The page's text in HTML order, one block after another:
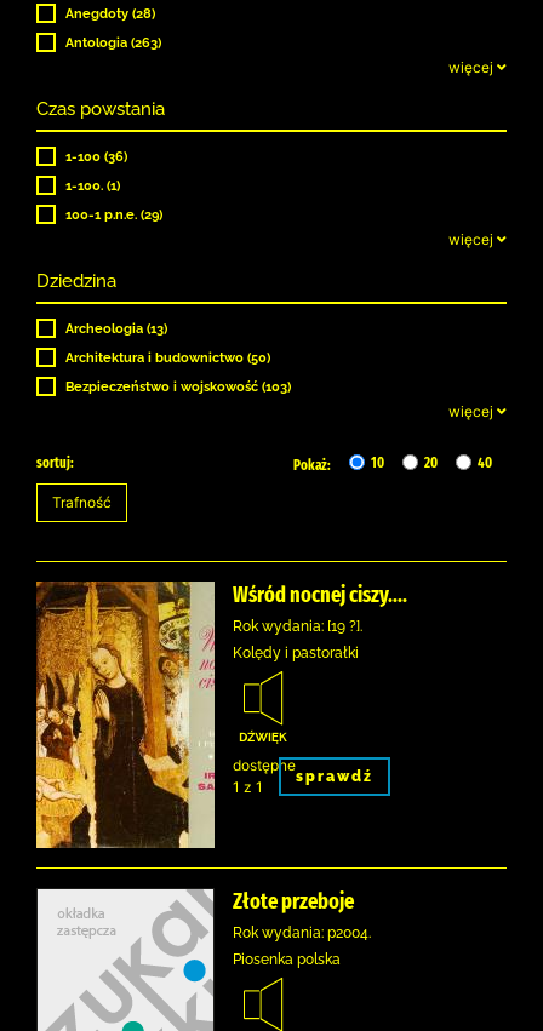
Anegdoty (28)
Antologia (263)
więcej
Czas powstania
1-100 (36)
1-100. (1)
100-1 p.n.e. (29)
więcej
Dziedzina
Archeologia (13)
Architektura i budownictwo (50)
Bezpieczeństwo i wojskowość (103)
więcej
sortuj: Pokaż: 10 20 40
Wśród nocnej ciszy....
Rok wydania: [19 ?].
Kolędy i pastorałki
dostępne
1 z 1
sprawdź
Złote przeboje
Rok wydania: p2004.
Piosenka polska